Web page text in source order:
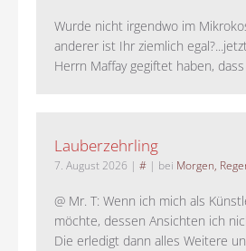
Wurde nicht irgendwo im
anderer ist Ihr ziemlich
Herrn Maffay gegiftet haben,
Lauberzehrling
7. August 2026 | # | bei Morgen,
@ Mr. T: Wenn ich mich als
möchte, dessen Ansichten ich
Die erledigt dann alles Weitere